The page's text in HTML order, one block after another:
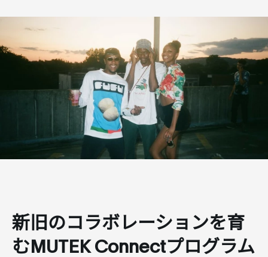
新旧のコラボレーションを育
むMUTEK Connectプログラム